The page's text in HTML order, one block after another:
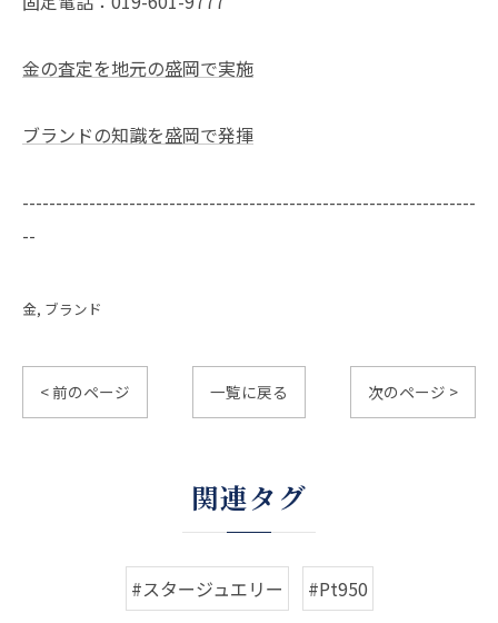
金の査定を地元の盛岡で実施
ブランドの知識を盛岡で発揮
--------------------------------------------------------------------
--
金 ブランド
< 前のページ 一覧に戻る 次のページ >
関連タグ
#スタージュエリー #Pt950